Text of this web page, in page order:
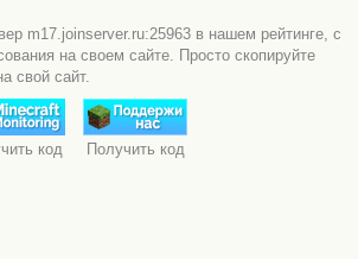
m17.joinserver.ru:25963 в нашем рейтинге, с
на своем сайте. Просто скопируйте
свой сайт.
код Получить код